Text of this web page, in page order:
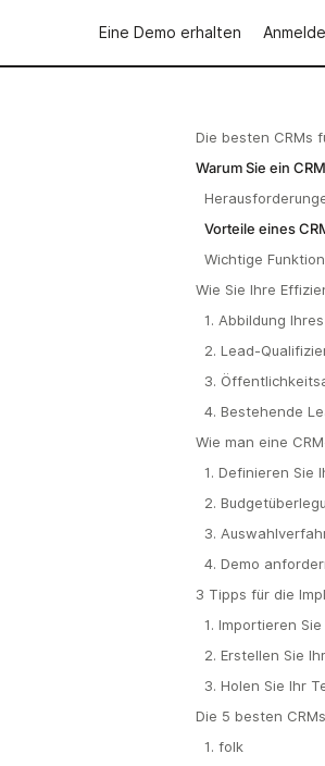
Eine Demo erhalten
Die besten CRMs
Warum Sie ein
Vorteile eines
Wichtige
Wie Sie Ihre
steigern können
1. Abbildung
2. Lead-
3.
4. Bestehende
Wie man eine
1. Definieren Sie
2.
3.
4. Demo
3 Tipps für die
1. Importieren
2. Erstellen Sie
3. Holen Sie Ihr
Die 5 besten
1. folk